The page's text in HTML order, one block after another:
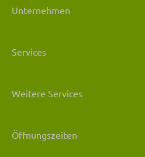
Unternehmen
Services
Weitere Services
Öffnungszeiten